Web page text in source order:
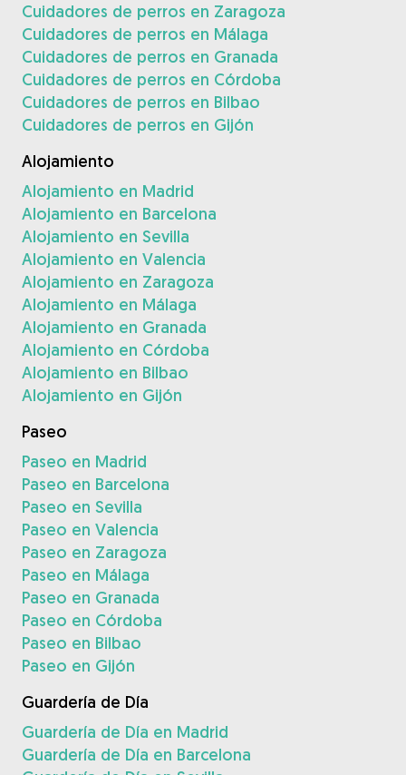
Cuidadores de perros en Zaragoza
Cuidadores de perros en Málaga
Cuidadores de perros en Granada
Cuidadores de perros en Córdoba
Cuidadores de perros en Bilbao
Cuidadores de perros en Gijón
Alojamiento
Alojamiento en Madrid
Alojamiento en Barcelona
Alojamiento en Sevilla
Alojamiento en Valencia
Alojamiento en Zaragoza
Alojamiento en Málaga
Alojamiento en Granada
Alojamiento en Córdoba
Alojamiento en Bilbao
Alojamiento en Gijón
Paseo
Paseo en Madrid
Paseo en Barcelona
Paseo en Sevilla
Paseo en Valencia
Paseo en Zaragoza
Paseo en Málaga
Paseo en Granada
Paseo en Córdoba
Paseo en Bilbao
Paseo en Gijón
Guardería de Día
Guardería de Día en Madrid
Guardería de Día en Barcelona